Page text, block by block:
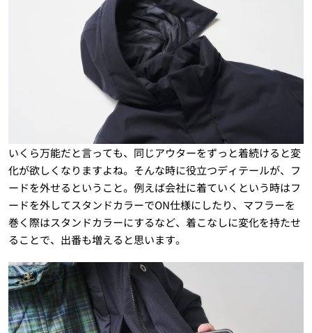
いくら万能だと言っても、同じアウターをずっと着続けると変
化が欲しくなりますよね。そんな時に役立つディテールが、フ
ードを外せるということ。例えば会社に着ていくという時はフ
ードを外してスタンドカラーでON仕様にしたり、マフラーを
巻く際はスタンドカラーにするなど、着こなしに変化を持たせ
ることで、出番も増えると思います。